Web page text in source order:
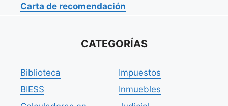
Carta de recomendación
CATEGORÍAS
Biblioteca
BIESS
Impuestos
Inmuebles